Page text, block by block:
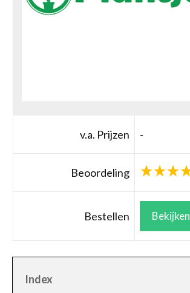
v.a. Prijzen -
Beoordeling
Bestellen Bekijken
Index